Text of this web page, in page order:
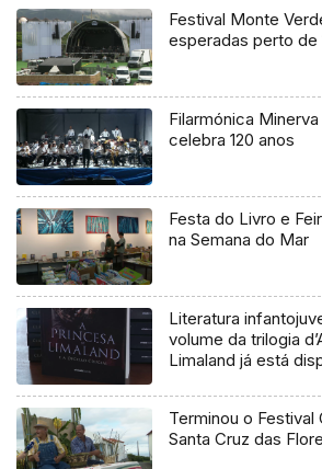
Festival Monte
esperadas perto de
Filarmónica
celebra 120 anos
Festa do Livro e
na Semana do Mar
Literatura
volume da trilogia
Limaland já está
Terminou o Festival
Santa Cruz das